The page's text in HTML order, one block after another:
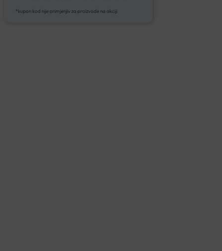
*kupon kod nije primjenjiv za proizvode na akciji